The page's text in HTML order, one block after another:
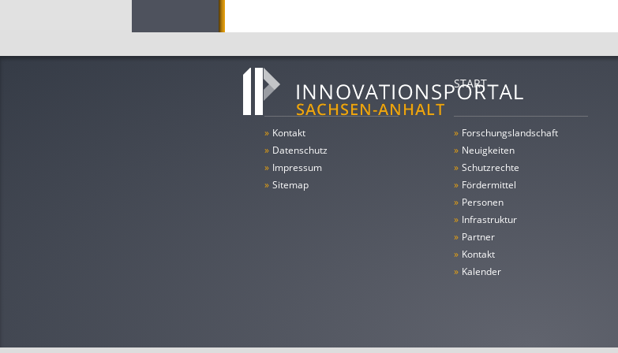
» Kontakt
» Datenschutz
» Impressum
» Sitemap
START
» Forschungs­landschaft
» Neuigkeiten
» Schutzrechte
» Fördermittel
» Personen
» Infrastruktur
» Partner
» Kontakt
» Kalender